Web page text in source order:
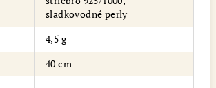
sladkovodné perly
4,5 g
40 cm